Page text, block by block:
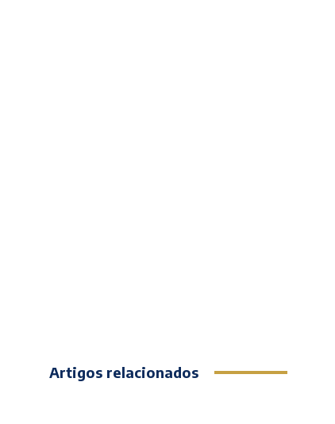
Artigos relacionados